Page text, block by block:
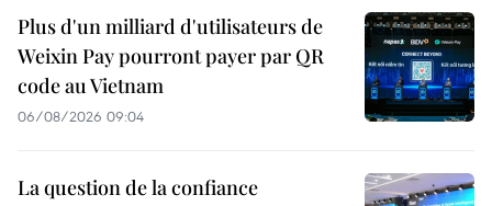
Plus d'un milliard d'utilisateurs de
Weixin Pay pourront payer par QR
code au Vietnam
06/08/2026 09:04
La question de la confiance